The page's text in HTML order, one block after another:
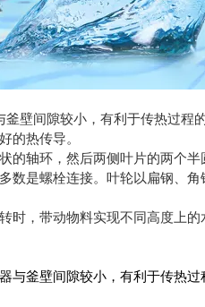
壁间隙较小，有利于传热过程
的热传导。
的轴环，然后两侧叶片的两个
数是螺栓连接。叶轮以扁钢、
时，带动物料实现不同高度上
与釜壁间隙较小，有利于传热